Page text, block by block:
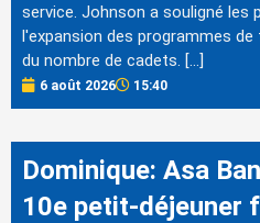
service. Johnson a souligné les
l'expansion des programmes
du nombre de cadets. […]
6 août 2026 15:40
Dominique: Asa
10e petit-déjeuner